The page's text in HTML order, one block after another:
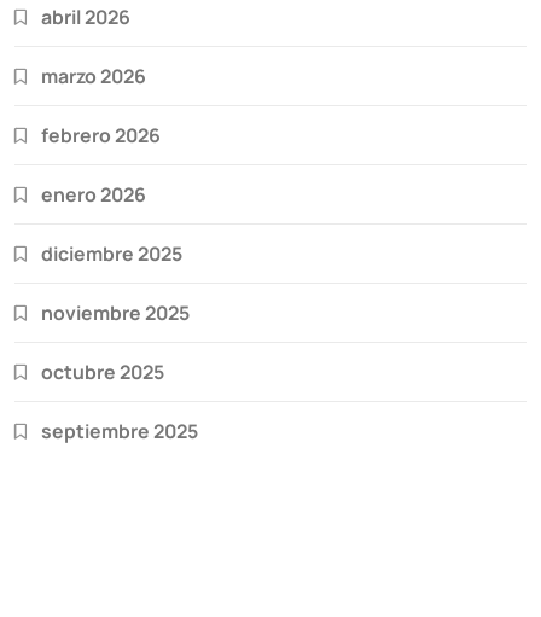
abril 2026
marzo 2026
febrero 2026
enero 2026
diciembre 2025
noviembre 2025
octubre 2025
septiembre 2025